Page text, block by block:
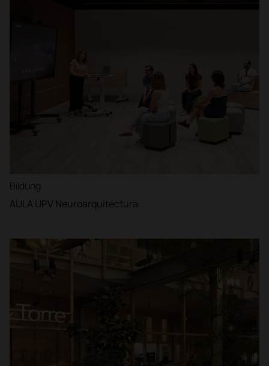
Bildung
AULA UPV Neuroarquitectura